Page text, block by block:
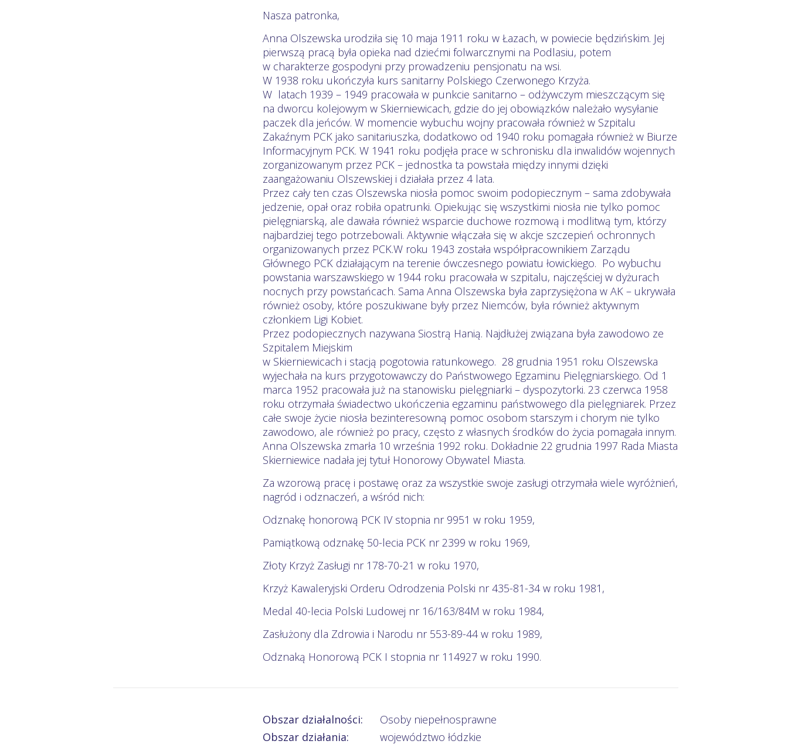
Nasza patronka,
Anna Olszewska urodziła się 10 maja 1911 roku w Łazach, w powiecie będzińskim. Jej
pierwszą pracą była opieka nad dziećmi folwarcznymi na Podlasiu, potem
w charakterze gospodyni przy prowadzeniu pensjonatu na wsi.
W 1938 roku ukończyła kurs sanitarny Polskiego Czerwonego Krzyża.
W latach 1939 – 1949 pracowała w punkcie sanitarno – odżywczym mieszczącym się
na dworcu kolejowym w Skierniewicach, gdzie do jej obowiązków należało wysyłanie
paczek dla jeńców. W momencie wybuchu wojny pracowała również w Szpitalu
Zakaźnym PCK jako sanitariuszka, dodatkowo od 1940 roku pomagała również w Biurze
Informacyjnym PCK. W 1941 roku podjęła prace w schronisku dla inwalidów wojennych
zorganizowanym przez PCK – jednostka ta powstała między innymi dzięki
zaangażowaniu Olszewskiej i działała przez 4 lata.
Przez cały ten czas Olszewska niosła pomoc swoim podopiecznym – sama zdobywała
jedzenie, opał oraz robiła opatrunki. Opiekując się wszystkimi niosła nie tylko pomoc
pielęgniarską, ale dawała również wsparcie duchowe rozmową i modlitwą tym, którzy
najbardziej tego potrzebowali. Aktywnie włączała się w akcje szczepień ochronnych
organizowanych przez PCK.W roku 1943 została współpracownikiem Zarządu
Głównego PCK działającym na terenie ówczesnego powiatu łowickiego. Po wybuchu
powstania warszawskiego w 1944 roku pracowała w szpitalu, najczęściej w dyżurach
nocnych przy powstańcach. Sama Anna Olszewska była zaprzysiężona w AK – ukrywała
również osoby, które poszukiwane były przez Niemców, była również aktywnym
członkiem Ligi Kobiet.
Przez podopiecznych nazywana Siostrą Hanią. Najdłużej związana była zawodowo ze
Szpitalem Miejskim
w Skierniewicach i stacją pogotowia ratunkowego. 28 grudnia 1951 roku Olszewska
wyjechała na kurs przygotowawczy do Państwowego Egzaminu Pielęgniarskiego. Od 1
marca 1952 pracowała już na stanowisku pielęgniarki – dyspozytorki. 23 czerwca 1958
roku otrzymała świadectwo ukończenia egzaminu państwowego dla pielęgniarek. Przez
całe swoje życie niosła bezinteresowną pomoc osobom starszym i chorym nie tylko
zawodowo, ale również po pracy, często z własnych środków do życia pomagała innym.
Anna Olszewska zmarła 10 września 1992 roku. Dokładnie 22 grudnia 1997 Rada Miasta
Skierniewice nadała jej tytuł Honorowy Obywatel Miasta.
Za wzorową pracę i postawę oraz za wszystkie swoje zasługi otrzymała wiele wyróżnień,
nagród i odznaczeń, a wśród nich:
Odznakę honorową PCK IV stopnia nr 9951 w roku 1959,
Pamiątkową odznakę 50-lecia PCK nr 2399 w roku 1969,
Złoty Krzyż Zasługi nr 178-70-21 w roku 1970,
Krzyż Kawaleryjski Orderu Odrodzenia Polski nr 435-81-34 w roku 1981,
Medal 40-lecia Polski Ludowej nr 16/163/84M w roku 1984,
Zasłużony dla Zdrowia i Narodu nr 553-89-44 w roku 1989,
Odznaką Honorową PCK I stopnia nr 114927 w roku 1990.
Obszar działalności:
Osoby niepełnosprawne
Obszar działania:
województwo łódzkie